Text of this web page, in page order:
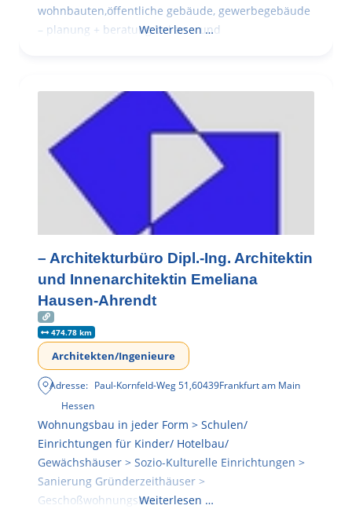
wohnbauten,öffentliche gebäude, gewerbegebäude
– planung + beratung bei an – und
Weiterlesen …
– Architekturbüro Dipl.-Ing. Architektin
und Innenarchitektin Emeliana
Hausen-Ahrendt
474.78 km
Architekten/Ingenieure
Adresse: Paul-Kornfeld-Weg 51,60439Frankfurt am Main
Hessen
Wohnungsbau in jeder Form > Schulen/
Einrichtungen für Kinder/ Hotelbau/
Gewächshäuser > Sozio-Kulturelle Einrichtungen >
Sanierung Gründerzeithäuser >
GeschoßwohnungsbauWeiterlesen …